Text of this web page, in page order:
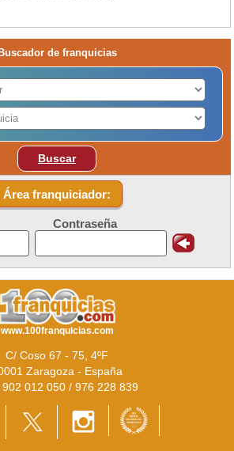
Buscador de franquicias
Buscar
Área franquiciador:
Contraseña
www.100franquicias.com
C/ Coso 67 - 75, 4ºF
Zaragoza - España
012 050 / 976 228 839